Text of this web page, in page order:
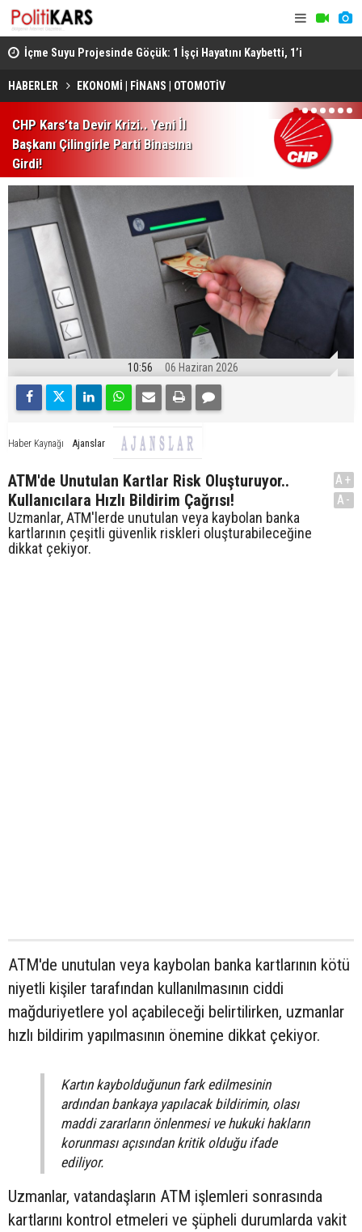
İçme Suyu Projesinde Göçük: 1 İşçi Hayatını Kaybetti, 1’i
Ağır Yaralı
HABERLER EKONOMİ | FİNANS | OTOMOTİV
CHP Kars’ta Devir Krizi.. Yeni İl
Başkanı Çilingirle Parti Binasına
Girdi!
1 2 3 4 5 6 7
10:56 06 Haziran 2026
Haber Kaynağı Ajanslar
ATM'de Unutulan Kartlar Risk Oluşturuyor..
Kullanıcılara Hızlı Bildirim Çağrısı!
Uzmanlar, ATM'lerde unutulan veya kaybolan banka
kartlarının çeşitli güvenlik riskleri oluşturabileceğine
dikkat çekiyor.
A+
A-
ATM'de unutulan veya kaybolan banka kartlarının kötü
niyetli kişiler tarafından kullanılmasının ciddi
mağduriyetlere yol açabileceği belirtilirken, uzmanlar
hızlı bildirim yapılmasının önemine dikkat çekiyor.
Kartın kaybolduğunun fark edilmesinin
ardından bankaya yapılacak bildirimin, olası
maddi zararların önlenmesi ve hukuki hakların
korunması açısından kritik olduğu ifade
ediliyor.
Uzmanlar, vatandaşların ATM işlemleri sonrasında
kartlarını kontrol etmeleri ve şüpheli durumlarda vakit